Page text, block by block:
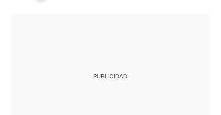
PUBLICIDAD